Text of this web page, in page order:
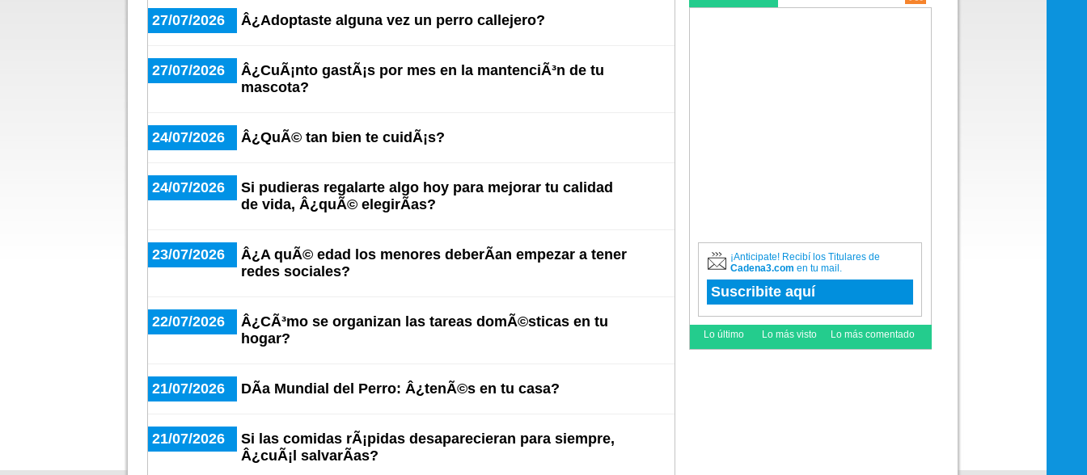
27/07/2026 Â¿Adoptaste alguna vez un perro callejero?
27/07/2026
Â¿CuÃ¡nto gastÃ¡s por mes en la mantenciÃ³n de tu
mascota?
24/07/2026 Â¿QuÃ© tan bien te cuidÃ¡s?
24/07/2026
Si pudieras regalarte algo hoy para mejorar tu calidad
de vida, Â¿quÃ© elegirÃ­as?
23/07/2026
Â¿A quÃ© edad los menores deberÃ­an empezar a tener
redes sociales?
22/07/2026
Â¿CÃ³mo se organizan las tareas domÃ©sticas en tu
hogar?
21/07/2026 DÃ­a Mundial del Perro: Â¿tenÃ©s en tu casa?
21/07/2026
Si las comidas rÃ¡pidas desaparecieran para siempre,
Â¿cuÃ¡l salvarÃ­as?
¡Anticipate! Recibí los Titulares de
Cadena3.com en tu mail.
Suscribite aquí
Lo último Lo más visto Lo más comentado